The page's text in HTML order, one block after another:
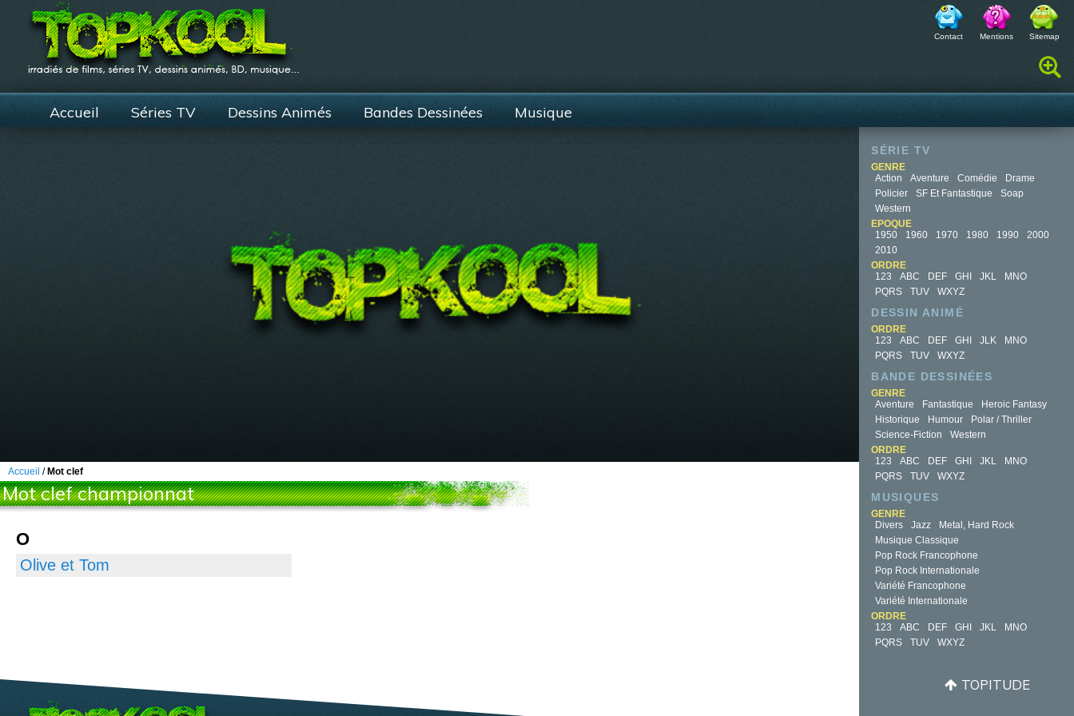
Contact Mentions Sitemap
Rechercher :
Accueil Séries TV Dessins Animés Bandes Dessinées Musique
SÉRIE TV
GENRE
Action
Aventure Comédie
Drame
Policier
SF Et Fantastique
Soap
Western
EPOQUE
1950
1960 1970 1980 1990
2000
2010
ORDRE
123
ABC DEF GHI JKL
MNO
PQRS
TUV WXYZ
DESSIN ANIMÉ
ORDRE
123
ABC DEF GHI JLK
MNO
PQRS
TUV WXYZ
BANDE DESSINÉES
GENRE
Aventure
Fantastique
Heroic Fantasy
Historique
Humour
Polar / Thriller
Science-Fiction
Western
ORDRE
123
ABC DEF GHI JKL
MNO
PQRS
TUV WXYZ
MUSIQUES
GENRE
Divers
Jazz
Metal, Hard Rock
Musique Classique
Pop Rock Francophone
Pop Rock Internationale
Variété Francophone
Variété Internationale
ORDRE
123
ABC DEF GHI JKL
MNO
PQRS
TUV WXYZ
Accueil / Mot clef
Mot clef championnat
O
Olive et Tom
TOPITUDE